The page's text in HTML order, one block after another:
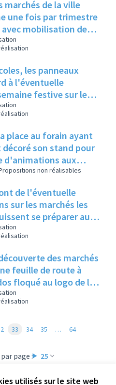
utilisés sur le site web
marchés de la ville
une fois par trimestre
mobilisation des
pour différentes
les panneaux
à l'éventuelle
festive sur les
place au forain ayant
son stand pour
d'animations aux
non réalisables
de l'éventuelle
sur les marchés les
se préparer au
de guirlandes pour
des marchés
feuille de route à
floqué au logo de la
page : 25
33 34 35 … 64